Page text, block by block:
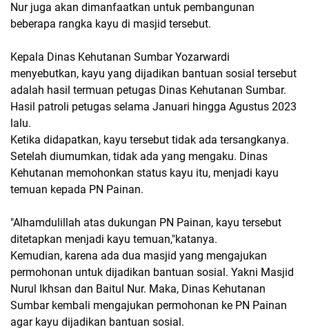
Nur juga akan dimanfaatkan untuk pembangunan
beberapa rangka kayu di masjid tersebut.
Kepala Dinas Kehutanan Sumbar Yozarwardi
menyebutkan, kayu yang dijadikan bantuan sosial tersebut
adalah hasil termuan petugas Dinas Kehutanan Sumbar.
Hasil patroli petugas selama Januari hingga Agustus 2023
lalu.
Ketika didapatkan, kayu tersebut tidak ada tersangkanya.
Setelah diumumkan, tidak ada yang mengaku. Dinas
Kehutanan memohonkan status kayu itu, menjadi kayu
temuan kepada PN Painan.
"Alhamdulillah atas dukungan PN Painan, kayu tersebut
ditetapkan menjadi kayu temuan,"katanya.
Kemudian, karena ada dua masjid yang mengajukan
permohonan untuk dijadikan bantuan sosial. Yakni Masjid
Nurul Ikhsan dan Baitul Nur. Maka, Dinas Kehutanan
Sumbar kembali mengajukan permohonan ke PN Painan
agar kayu dijadikan bantuan sosial.